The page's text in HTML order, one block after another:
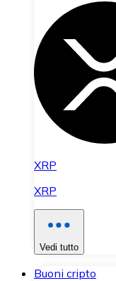
XRP
XRP
Vedi tutto
Buoni cripto